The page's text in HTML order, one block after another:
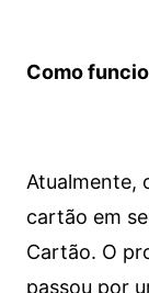
Como
Atualmente,
cartão em
Cartão. O
passou por